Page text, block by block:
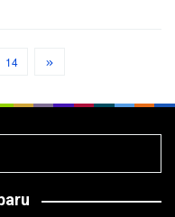
14